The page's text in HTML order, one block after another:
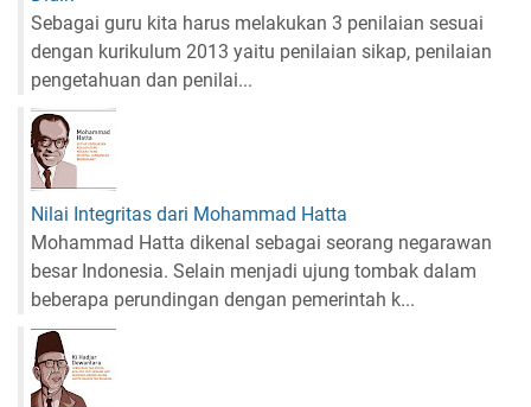
Sebagai guru kita harus melakukan 3 penilaian sesuai
dengan kurikulum 2013 yaitu penilaian sikap, penilaian
pengetahuan dan penilai...
Nilai Integritas dari Mohammad Hatta
Mohammad Hatta dikenal sebagai seorang negarawan
besar Indonesia. Selain menjadi ujung tombak dalam
beberapa perundingan dengan pemerintah k...